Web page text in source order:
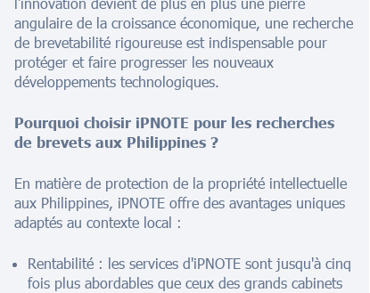
angulaire de la croissance économique, une recherche
de brevetabilité rigoureuse est indispensable pour
protéger et faire progresser les nouveaux
développements technologiques.
Pourquoi choisir iPNOTE pour les recherches
de brevets aux Philippines ?
En matière de protection de la propriété intellectuelle
aux Philippines, iPNOTE offre des avantages uniques
adaptés au contexte local :
Rentabilité : les services d'iPNOTE sont jusqu'à cinq
fois plus abordables que ceux des grands cabinets